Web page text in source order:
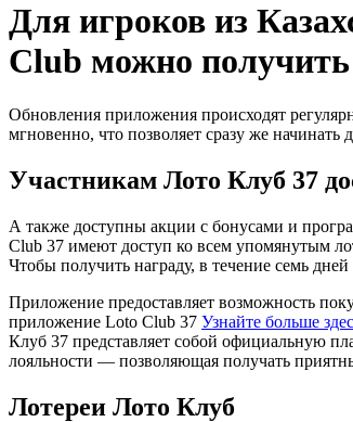
Для игроков из
Club можно
Обновления приложения происходят
мгновенно, что позволяет сразу же
Участникам Лото Клуб 37
А также доступны акции с бонусами и
Club 37 имеют доступ ко всем упомянутым
Чтобы получить награду, в течение семь
Приложение предоставляет возможность
приложение Loto Club 37 Узнайте больше
Клуб 37 представляет собой официальную
лояльности — позволяющая получать
Лотереи Лото Клуб